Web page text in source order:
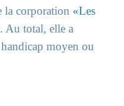
la corporation «Les
Au total, elle a
moyen ou